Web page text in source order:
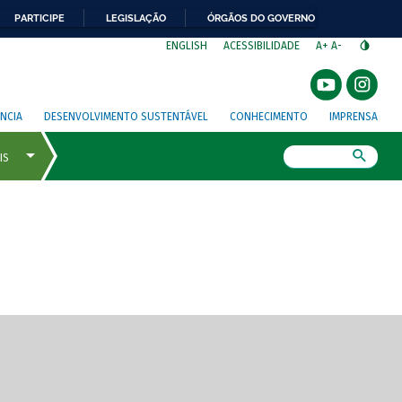
PARTICIPE LEGISLAÇÃO ÓRGÃOS DO GOVERNO
ENGLISH ACESSIBILIDADE A+ A-
DESENVOLVIMENTO SUSTENTÁVEL CONHECIMENTO IMPRENSA
de tela